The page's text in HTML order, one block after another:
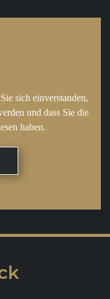
sich einverstanden,
und dass Sie die
haben.